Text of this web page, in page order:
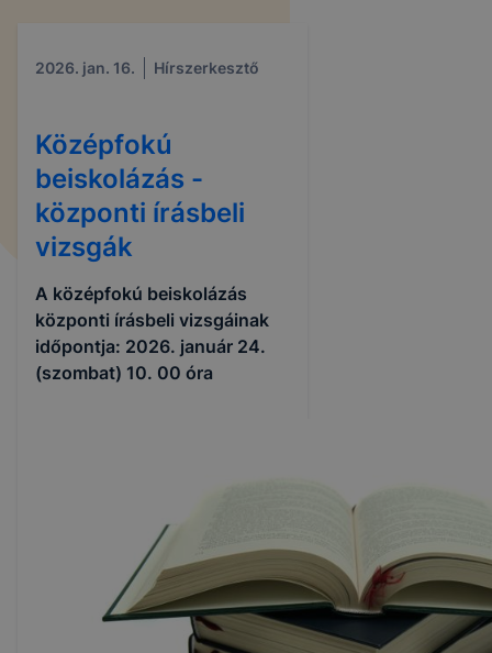
2026. jan. 16. Hírszerkesztő
Középfokú
beiskolázás -
központi írásbeli
vizsgák
A középfokú beiskolázás
központi írásbeli vizsgáinak
időpontja: 2026. január 24.
(szombat) 10. 00 óra